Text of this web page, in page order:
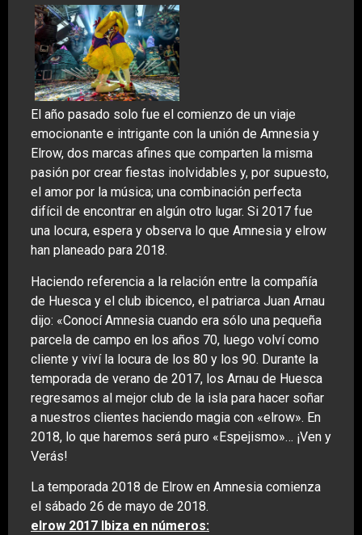
El año pasado solo fue el comienzo de un viaje
emocionante e intrigante con la unión de Amnesia y
Elrow, dos marcas afines que comparten la misma
pasión por crear fiestas inolvidables y, por supuesto,
el amor por la música; una combinación perfecta
difícil de encontrar en algún otro lugar. Si 2017 fue
una locura, espera y observa lo que Amnesia y elrow
han planeado para 2018.
Haciendo referencia a la relación entre la compañía
de Huesca y el club ibicenco, el patriarca Juan Arnau
dijo: «Conocí Amnesia cuando era sólo una pequeña
parcela de campo en los años 70, luego volví como
cliente y viví la locura de los 80 y los 90. Durante la
temporada de verano de 2017, los Arnau de Huesca
regresamos al mejor club de la isla para hacer soñar
a nuestros clientes haciendo magia con «elrow». En
2018, lo que haremos será puro «Espejismo»… ¡Ven y
Verás!
La temporada 2018 de Elrow en Amnesia comienza
el sábado 26 de mayo de 2018.
elrow 2017 Ibiza en números: